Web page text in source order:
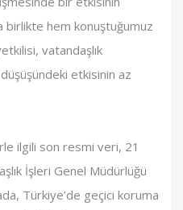
birlikte hem konuştuğumuz
vatandaşlık
etkisinin az
ilgili son resmi veri, 21
İşleri Genel Müdürlüğü
Türkiye’de geçici koruma